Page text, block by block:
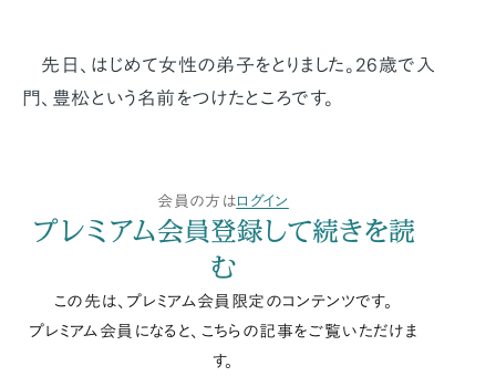
先日、はじめて女性の弟子をとりました。26歳で入
門、豊松という名前をつけたところです。
会員の方はログイン
プレミアム会員登録して続きを読
む
この先は、プレミアム会員限定のコンテンツです。
プレミアム会員になると、こちらの記事をご覧いただけま
す。